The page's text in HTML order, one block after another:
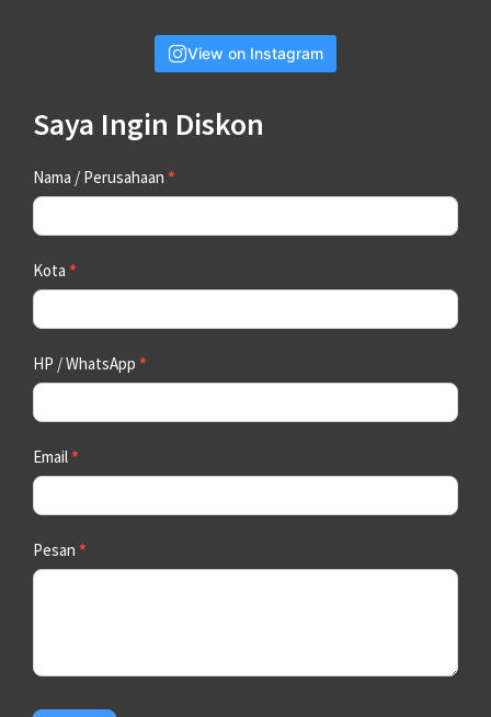
View on Instagram
Saya Ingin Diskon
Contact
Us
Nama / Perusahaan *
Kota *
HP / WhatsApp *
Email*
Pesan *